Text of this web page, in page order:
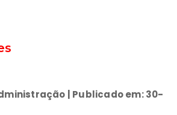
| Publicado em: 30-